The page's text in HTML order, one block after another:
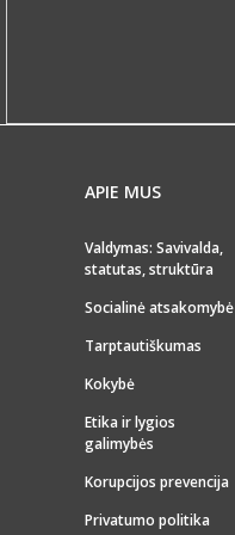
APIE MUS
Valdymas: Savivalda,
statutas, struktūra
Socialinė atsakomybė
Tarptautiškumas
Kokybė
Etika ir lygios
galimybės
Korupcijos prevencija
Privatumo politika